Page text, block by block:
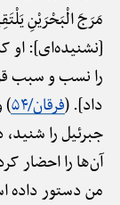
مَرَجَ الْبَحْرَیْنِ
[نشنیده‌ای]: او
را نسب و سبب
داد]. (فرقان/۵۴
)
جبرئیل را
آن‌ها را احضار
من دستور داده